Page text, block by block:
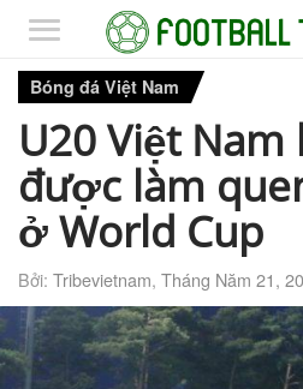
Bóng đá Việt Nam
U20 Việt Nam
được làm
ở World Cup
Bởi: Tribevietnam, Tháng Năm 21,